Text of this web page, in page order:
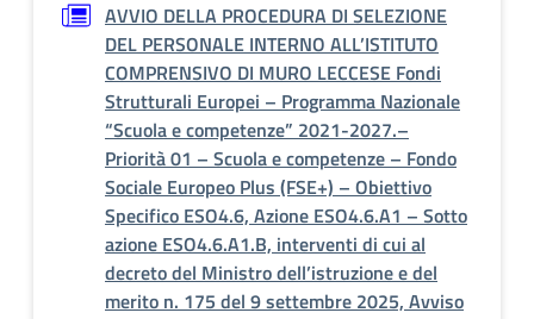
AVVIO DELLA PROCEDURA DI SELEZIONE
DEL PERSONALE INTERNO ALL’ISTITUTO
COMPRENSIVO DI MURO LECCESE Fondi
Strutturali Europei – Programma Nazionale
“Scuola e competenze” 2021-2027.–
Priorità 01 – Scuola e competenze – Fondo
Sociale Europeo Plus (FSE+) – Obiettivo
Specifico ESO4.6, Azione ESO4.6.A1 – Sotto
azione ESO4.6.A1.B, interventi di cui al
decreto del Ministro dell’istruzione e del
merito n. 175 del 9 settembre 2025, Avviso